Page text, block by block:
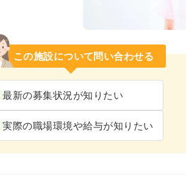
この施設について問い合わせる
最新の募集状況が知りたい
実際の職場環境や給与が知りたい